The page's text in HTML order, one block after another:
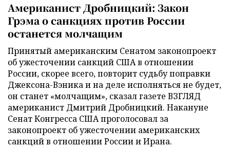
Американист Дробницкий: Закон
Грэма о санкциях против России
останется молчащим
Принятый американским Сенатом законопроект
об ужесточении санкций США в отношении
России, скорее всего, повторит судьбу поправки
Джексона-Вэника и на деле исполняться не будет,
он станет «молчащим», сказал газете ВЗГЛЯД
американист Дмитрий Дробницкий. Накануне
Сенат Конгресса США проголосовал за
законопроект об ужесточении американских
санкций в отношении России и Ирана.